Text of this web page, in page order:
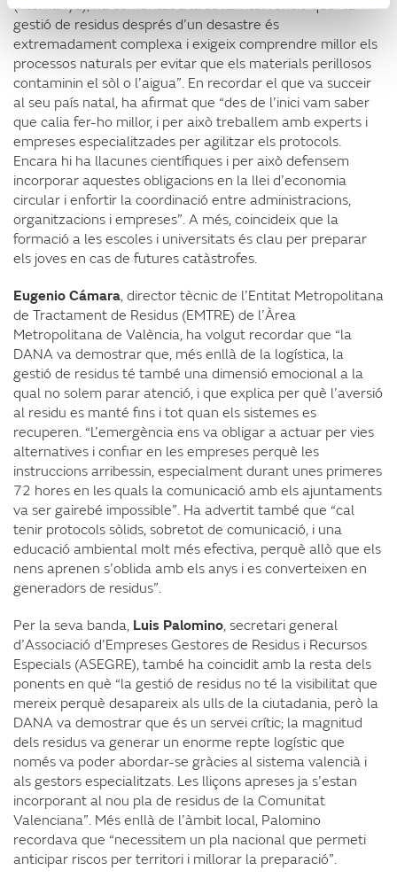
(Alemanya), ha comentat a la seva intervenció que “la
gestió de residus després d’un desastre és
extremadament complexa i exigeix comprendre millor els
processos naturals per evitar que els materials perillosos
contaminin el sòl o l’aigua”. En recordar el que va succeir
al seu país natal, ha afirmat que “des de l’inici vam saber
que calia fer-ho millor, i per això treballem amb experts i
empreses especialitzades per agilitzar els protocols.
Encara hi ha llacunes científiques i per això defensem
incorporar aquestes obligacions en la llei d’economia
circular i enfortir la coordinació entre administracions,
organitzacions i empreses”. A més, coincideix que la
formació a les escoles i universitats és clau per preparar
els joves en cas de futures catàstrofes.
Eugenio Cámara, director tècnic de l’Entitat Metropolitana
de Tractament de Residus (EMTRE) de l’Àrea
Metropolitana de València, ha volgut recordar que “la
DANA va demostrar que, més enllà de la logística, la
gestió de residus té també una dimensió emocional a la
qual no solem parar atenció, i que explica per què l’aversió
al residu es manté fins i tot quan els sistemes es
recuperen. “L’emergència ens va obligar a actuar per vies
alternatives i confiar en les empreses perquè les
instruccions arribessin, especialment durant unes primeres
72 hores en les quals la comunicació amb els ajuntaments
va ser gairebé impossible”. Ha advertit també que “cal
tenir protocols sòlids, sobretot de comunicació, i una
educació ambiental molt més efectiva, perquè allò que els
nens aprenen s’oblida amb els anys i es converteixen en
generadors de residus”.
Per la seva banda, Luis Palomino, secretari general
d’Associació d’Empreses Gestores de Residus i Recursos
Especials (ASEGRE), també ha coincidit amb la resta dels
ponents en què “la gestió de residus no té la visibilitat que
mereix perquè desapareix als ulls de la ciutadania, però la
DANA va demostrar que és un servei crític; la magnitud
dels residus va generar un enorme repte logístic que
només va poder abordar-se gràcies al sistema valencià i
als gestors especialitzats. Les lliçons apreses ja s’estan
incorporant al nou pla de residus de la Comunitat
Valenciana”. Més enllà de l’àmbit local, Palomino
recordava que “necessitem un pla nacional que permeti
anticipar riscos per territori i millorar la preparació”.